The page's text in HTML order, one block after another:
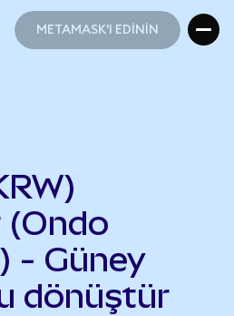
METAMASK'I EDİNİN
(Ondo
- Güney
dönüştür